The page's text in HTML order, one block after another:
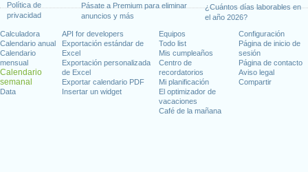
Política de
privacidad
Pásate a Premium para eliminar
anuncios y más
¿Cuántos días laborables en
el año 2026?
Calculadora
Calendario anual
Calendario
mensual
Calendario
semanal
Data
API for developers
Exportación estándar de
Excel
Exportación personalizada
de Excel
Exportar calendario PDF
Insertar un widget
Equipos
Todo list
Mis cumpleaños
Centro de
recordatorios
Mi planificación
El optimizador de
vacaciones
Café de la mañana
Configuración
Página de inicio de
sesión
Página de contacto
Aviso legal
Compartir